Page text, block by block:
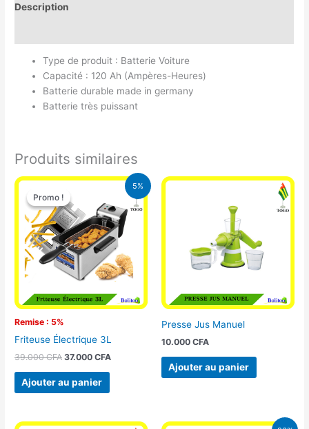
Description
Type de produit : Batterie Voiture
Capacité : 120 Ah (Ampères-Heures)
Batterie durable made in germany
Batterie très puissant
Produits similaires
5%
Promo !
Remise : 5%
Promo !
Friteuse Électrique 3L
39.000CFA
Le
initial
était :
39.000 CFA.
37.000CFA
Le
prix
actuel
est :
37.000 CFA.
Ajouter au panier
Presse Jus Manuel
10.000 CFA
Ajouter au panier
Le
Le